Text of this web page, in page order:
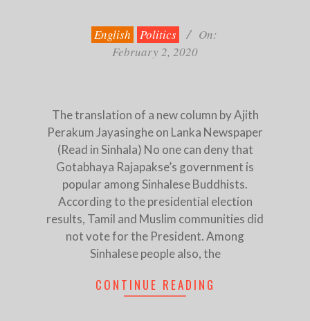
English Politics
On:
February 2, 2020
The translation of a new column by Ajith
Perakum Jayasinghe on Lanka Newspaper
(Read in Sinhala) No one can deny that
Gotabhaya Rajapakse’s government is
popular among Sinhalese Buddhists.
According to the presidential election
results, Tamil and Muslim communities did
not vote for the President. Among
Sinhalese people also, the
CONTINUE READING